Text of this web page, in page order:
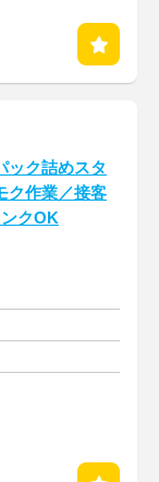
ック詰めスタ
ク作業／接客
クOK